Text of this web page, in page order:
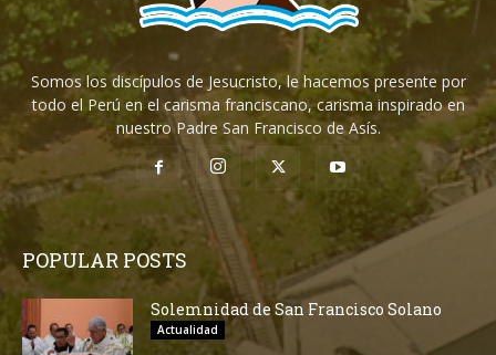
Somos los discípulos de Jesucristo, le hacemos presente por
todo el Perú en el carisma franciscano, carisma inspirado en
nuestro Padre San Francisco de Asís.
POPULAR POSTS
Solemnidad de San Francisco Solano
Actualidad